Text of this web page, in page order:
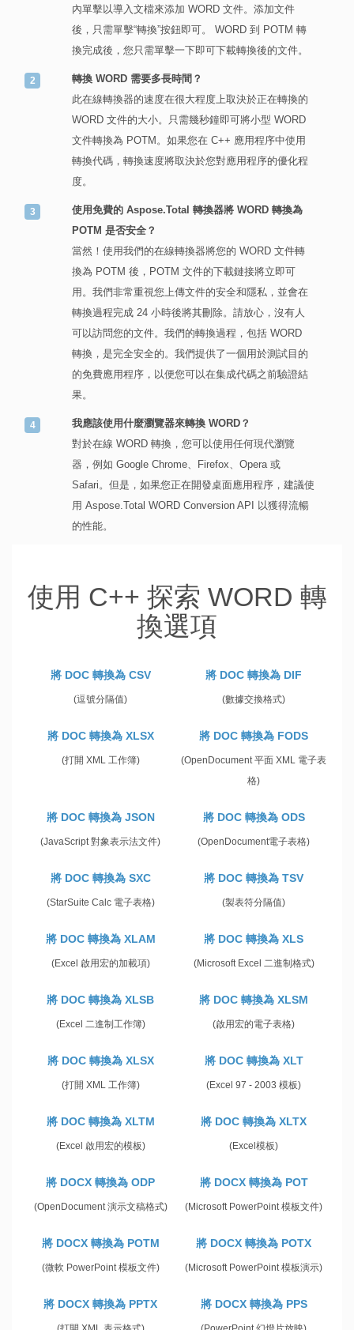
內單擊以導入文檔來添加 WORD 文件。添加文件
後，只需單擊“轉換”按鈕即可。 WORD 到 POTM 轉
換完成後，您只需單擊一下即可下載轉換後的文件。
轉換 WORD 需要多長時間？
此在線轉換器的速度在很大程度上取決於正在轉換的
WORD 文件的大小。只需幾秒鐘即可將小型 WORD
文件轉換為 POTM。如果您在 C++ 應用程序中使用
轉換代碼，轉換速度將取決於您對應用程序的優化程
度。
使用免費的 Aspose.Total 轉換器將 WORD 轉換為
POTM 是否安全？
當然！使用我們的在線轉換器將您的 WORD 文件轉
換為 POTM 後，POTM 文件的下載鏈接將立即可
用。我們非常重視您上傳文件的安全和隱私，並會在
轉換過程完成 24 小時後將其刪除。請放心，沒有人
可以訪問您的文件。我們的轉換過程，包括 WORD
轉換，是完全安全的。我們提供了一個用於測試目的
的免費應用程序，以便您可以在集成代碼之前驗證結
果。
我應該使用什麼瀏覽器來轉換 WORD？
對於在線 WORD 轉換，您可以使用任何現代瀏覽
器，例如 Google Chrome、Firefox、Opera 或
Safari。但是，如果您正在開發桌面應用程序，建議使
用 Aspose.Total WORD Conversion API 以獲得流暢
的性能。
使用 C++ 探索 WORD 轉
換選項
將 DOC 轉換為 CSV
(逗號分隔值)
將 DOC 轉換為 DIF
(數據交換格式)
將 DOC 轉換為 XLSX
(打開 XML 工作簿)
將 DOC 轉換為 FODS
(OpenDocument 平面 XML 電子表
格)
將 DOC 轉換為 JSON
(JavaScript 對象表示法文件)
將 DOC 轉換為 ODS
(OpenDocument電子表格)
將 DOC 轉換為 SXC
(StarSuite Calc 電子表格)
將 DOC 轉換為 TSV
(製表符分隔值)
將 DOC 轉換為 XLAM
(Excel 啟用宏的加載項)
將 DOC 轉換為 XLS
(Microsoft Excel 二進制格式)
將 DOC 轉換為 XLSB
(Excel 二進制工作簿)
將 DOC 轉換為 XLSM
(啟用宏的電子表格)
將 DOC 轉換為 XLSX
(打開 XML 工作簿)
將 DOC 轉換為 XLT
(Excel 97 - 2003 模板)
將 DOC 轉換為 XLTM
(Excel 啟用宏的模板)
將 DOC 轉換為 XLTX
(Excel模板)
將 DOCX 轉換為 ODP
(OpenDocument 演示文稿格式)
將 DOCX 轉換為 POT
(Microsoft PowerPoint 模板文件)
將 DOCX 轉換為 POTM
(微軟 PowerPoint 模板文件)
將 DOCX 轉換為 POTX
(Microsoft PowerPoint 模板演示)
將 DOCX 轉換為 PPTX 將 DOCX 轉換為 PPS